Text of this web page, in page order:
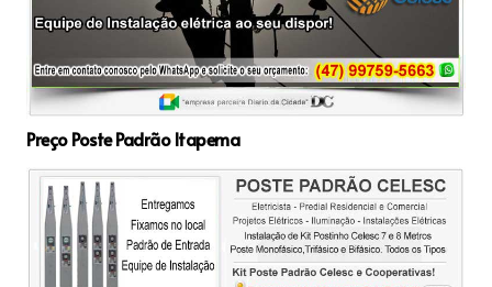
Preço Poste Padrão Itapema